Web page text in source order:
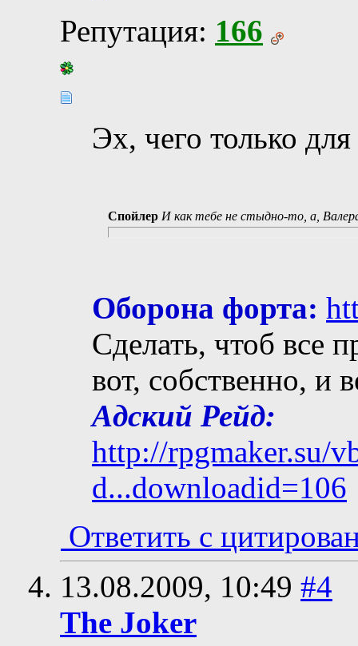
Репутация: 166
Эх, чего только
Спойлер И как тебе не стыдно-то, а,
Оборона форта:
Сделать, чтоб все
вот, собственно, и
Адский Рейд:
http://rpgmaker.su/
d...downloadid=106
Ответить с
13.08.2009, 10:49 #4
The Joker